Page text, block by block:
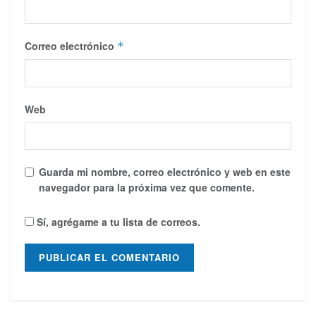
Correo electrónico *
Web
Guarda mi nombre, correo electrónico y web en este
navegador para la próxima vez que comente.
Sí, agrégame a tu lista de correos.